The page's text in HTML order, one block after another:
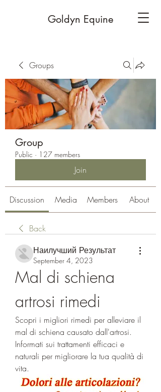
Goldyn Equine
Groups
Group
Public · 127 members
Join
Discussion Media Members About
Back
Наилучший Результат
September 4, 2023
Mal di schiena
artrosi rimedi
Scopri i migliori rimedi per alleviare il
mal di schiena causato dall'artrosi.
Informati sui trattamenti efficaci e
naturali per migliorare la tua qualità di
vita.